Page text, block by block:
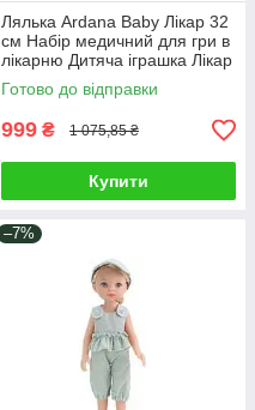
Лялька Ardana Baby Лікар 32
см Набір медичний для гри в
лікарню Дитяча іграшка Лікар
одяг аксесуари
Готово до відправки
999 ₴ 1 075,85 ₴
Купити
–7%